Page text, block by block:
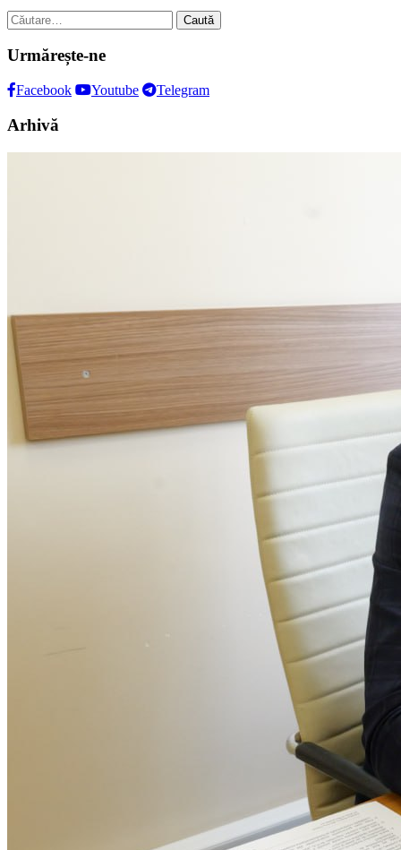
Caută
după:
Urmărește-ne
Facebook Youtube Telegram
Arhivă